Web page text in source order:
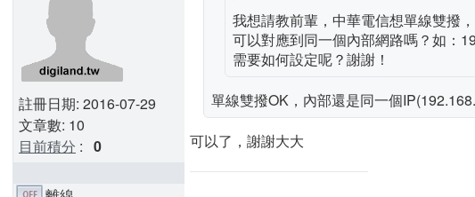
註冊日期: 2016-07-29
文章數: 10
目前積分 : 0
我想請教前輩，中華電信想單線雙撥
可以對應到同一個內部網路嗎？如：
需要如何設定呢？謝謝！
單線雙撥OK，內部還是同一個
可以了，謝謝大大